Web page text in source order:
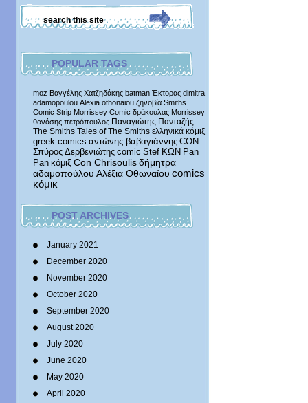
POPULAR TAGS
moz Βαγγέλης Χατζηδάκης batman Έκτορας dimitra
adamopoulou Alexia othonaiou ζηνοβία Smiths
Comic Strip Morrissey Comic δράκουλας Morrissey
θανάσης πετρόπουλος Παναγιώτης Πανταζής
The Smiths Tales of The Smiths ελληνικά κόμιξ
greek comics αντώνης βαβαγιάννης CON
Σπύρος Δερβενιώτης comic Stef ΚΩΝ Pan
Pan κόμιξ Con Chrisoulis δήμητρα
αδαμοπούλου Αλέξια Οθωναίου comics
κόμικ
POST ARCHIVES
January 2021
December 2020
November 2020
October 2020
September 2020
August 2020
July 2020
June 2020
May 2020
April 2020